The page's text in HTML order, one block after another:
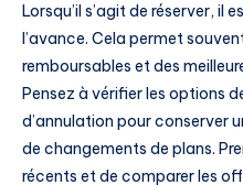
Lorsqu’il s’agit de réserver, il
l’avance. Cela permet
remboursables et des
Pensez à vérifier les options
d’annulation pour conserver
de changements de plans.
récents et de comparer les